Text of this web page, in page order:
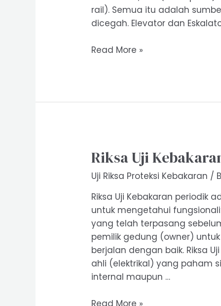
rail). Semua itu adalah
dicegah. Elevator dan
Riksa
Read More »
Riksa Uji
Uji Riksa Proteksi Kebakaran /
Riksa Uji Kebakaran periodik
untuk mengetahui
yang telah terpasang
pemilik gedung (owner)
berjalan dengan baik. Riksa
ahli (elektrikal) yang paham
internal maupun …
Riksa
Read More »